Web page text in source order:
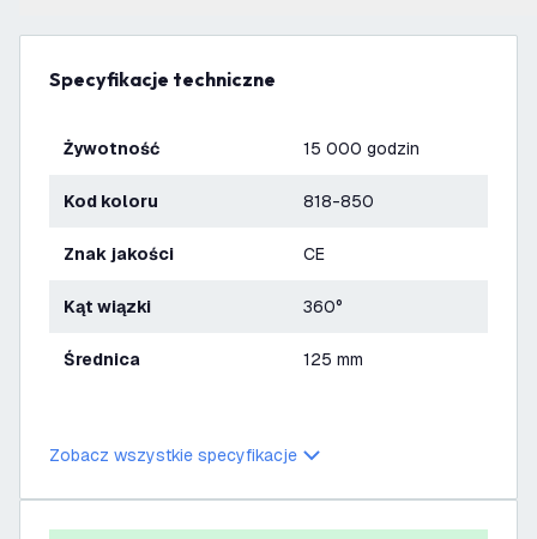
Specyfikacje techniczne
Żywotność 15 000 godzin
Kod koloru 818-850
Znak jakości CE
Kąt wiązki 360°
Średnica 125 mm
Zobacz wszystkie specyfikacje